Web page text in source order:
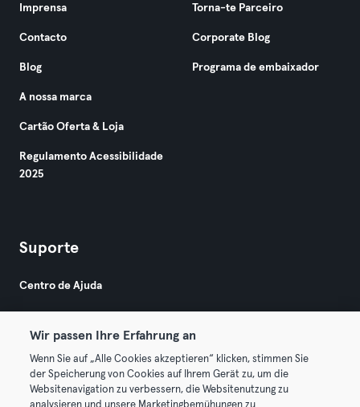
Imprensa
Contacto
Blog
A nossa marca
Cartão Oferta & Loja
Regulamento Acessibilidade
2025
Torna-te Parceiro
Corporate Blog
Programa de embaixador
Suporte
Centro de Ajuda
© 2026 Urban Sports Group GmbH. All rights reserved.
Wir passen Ihre Erfahrung an
Wenn Sie auf „Alle Cookies akzeptieren“ klicken, stimmen Sie
der Speicherung von Cookies auf Ihrem Gerät zu, um die
Websitenavigation zu verbessern, die Websitenutzung zu